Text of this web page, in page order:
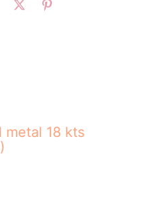
metal 18 kts